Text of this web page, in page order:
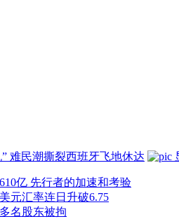
难民潮撕裂西班牙飞地休达
亿 先行者的加速和考验
元汇率连日升破6.75
名股东被拘